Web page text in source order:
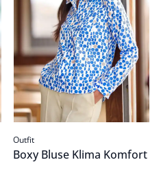
Outfit
Boxy Bluse Klima Komfort